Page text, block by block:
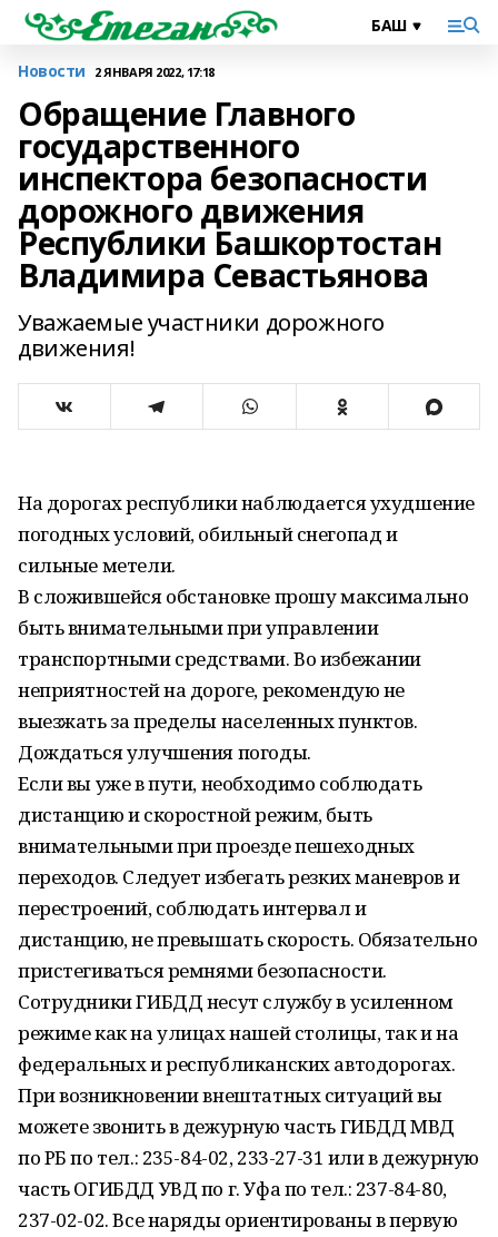
Новости 2 ЯНВАРЯ 2022, 17:18
Обращение Главного
государственного
инспектора безопасности
дорожного движения
Республики Башкортостан
Владимира Севастьянова
Уважаемые участники дорожного
движения!
На дорогах республики наблюдается ухудшение
погодных условий, обильный снегопад и
сильные метели.
В сложившейся обстановке прошу максимально
быть внимательными при управлении
транспортными средствами. Во избежании
неприятностей на дороге, рекомендую не
выезжать за пределы населенных пунктов.
Дождаться улучшения погоды.
Если вы уже в пути, необходимо соблюдать
дистанцию и скоростной режим, быть
внимательными при проезде пешеходных
переходов. Следует избегать резких маневров и
перестроений, соблюдать интервал и
дистанцию, не превышать скорость. Обязательно
пристегиваться ремнями безопасности.
Сотрудники ГИБДД несут службу в усиленном
режиме как на улицах нашей столицы, так и на
федеральных и республиканских автодорогах.
При возникновении внештатных ситуаций вы
можете звонить в дежурную часть ГИБДД МВД
по РБ по тел.: 235-84-02, 233-27-31 или в дежурную
часть ОГИБДД УВД по г. Уфа по тел.: 237-84-80,
237-02-02. Все наряды ориентированы в первую